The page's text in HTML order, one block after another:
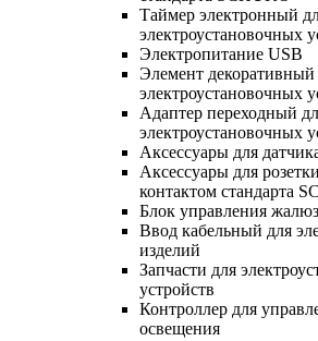
Таймер электронный
электроустановочных
Электропитание USB
Элемент декоративный
электроустановочных
Адаптер переходный
электроустановочных
Аксессуары для
Аксессуары для
контактом стандарта
Блок управления
Ввод кабельный для
изделий
Запчасти для
устройств
Контроллер для
освещения